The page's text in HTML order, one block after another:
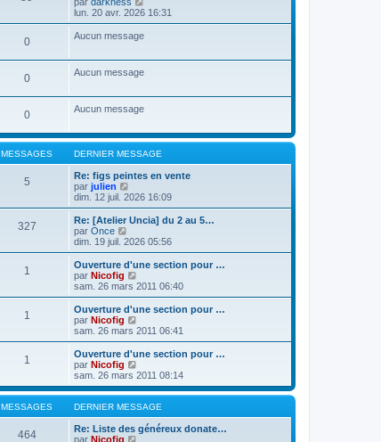
s r
s
e
l
r
e
s
g
e
o
n
t
l
r
n
e
r
m
e
s
s
a
g
e
lun. 20 avr. 2026 16:31
0 Aucun message
0 Aucun message
0 Aucun message
MESSAGES DERNIER MESSAGE
5
Re: figs peintes en vente
par julien
o
n
s
l
e
r
l
e
e
r
n
i
e
r
m
e
s
s
a
g
dim. 12 juil. 2026 16:09
327
Re: [Atelier Uncia] du 2 au 5…
par Once
o
n
s
u
l
e
r
l
e
e
r
n
i
r
e
dim. 19 juil. 2026 05:56
1
Ouverture d'une section pour …
par Nicofig
o
n
s
l
r
l
e
d
e
r
i
sam. 26 mars 2011 06:40
1
Ouverture d'une section pour …
par Nicofig
o
n
s
l
e
r
l
e
d
sam. 26 mars 2011 06:41
1
Ouverture d'une section pour …
par Nicofig
o
n
s
u
l
t
sam. 26 mars 2011 08:14
MESSAGES DERNIER MESSAGE
464
Re: Liste des généreux donate…
par Nicofig